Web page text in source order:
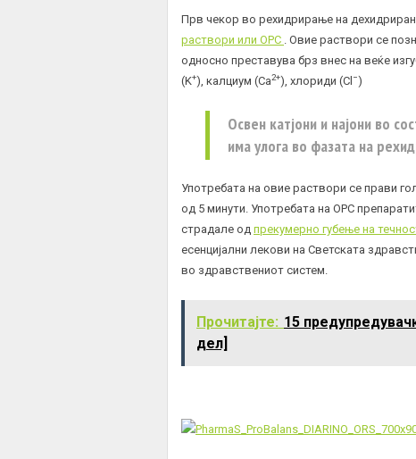
Прв чекор во рехидрирање на
раствори или ОРС . Овие раствори се
односно преставува брз внес на веќе
(K+), калциум (Ca2+), хлориди (Cl −)
Освен катјони и најони во
има улога во фазата на
Употребата на овие раствори се прави
од 5 минути. Употребата на ОРС
страдале од прекумерно губење на
есенцијални лекови на Светската
во здравствениот систем.
Прочитајте: 15
дел]